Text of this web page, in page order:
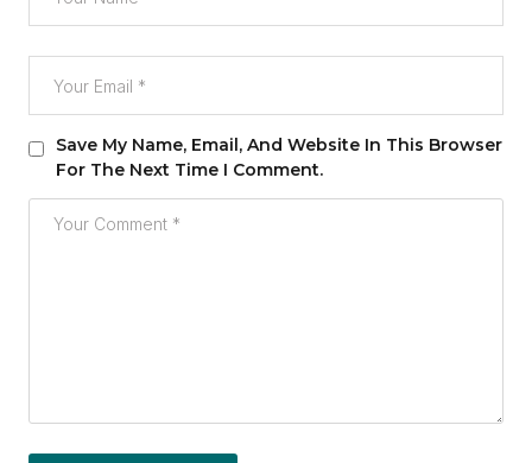
Save My Name, Email, And Website In This Browser
For The Next Time I Comment.